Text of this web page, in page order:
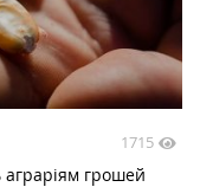
1715
грошей